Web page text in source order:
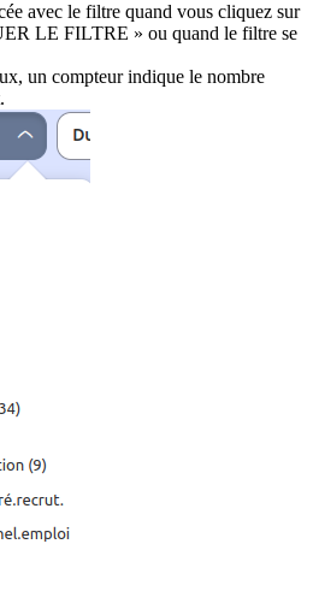
avec le filtre quand vous cliquez sur
LE FILTRE » ou quand le filtre se
un compteur indique le nombre